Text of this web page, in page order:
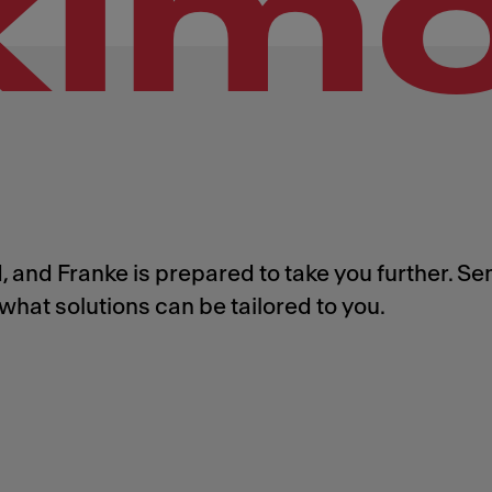
Franke is prepared to take you further.